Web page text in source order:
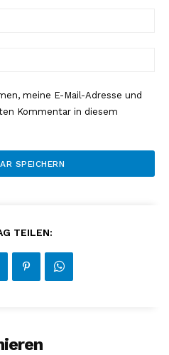
meine E-Mail-Adresse und
Kommentar in diesem
TEILEN: